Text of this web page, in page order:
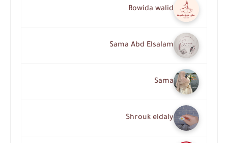
Rowida walid
Sama Abd Elsalam
Sama
Shrouk eldaly